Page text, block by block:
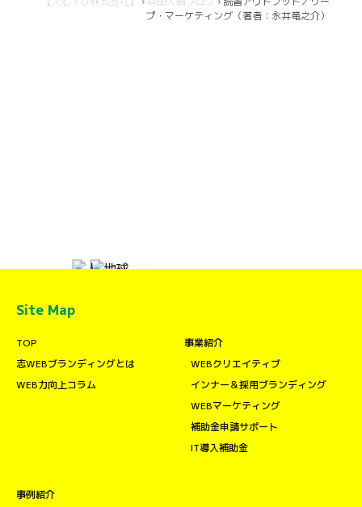
プ・マーケティング（著者：永井竜之介）
Site Map
TOP
志WEBブランディングとは
WEB力向上コラム
事業紹介
WEBクリエイティブ
インナー＆採用ブランディング
WEBマーケティング
補助金申請サポート
IT導入補助金
事例紹介